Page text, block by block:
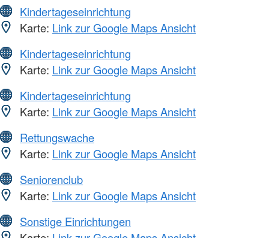
Kindertageseinrichtung
Karte: Link zur Google Maps Ansicht
Kindertageseinrichtung
Karte: Link zur Google Maps Ansicht
Kindertageseinrichtung
Karte: Link zur Google Maps Ansicht
Rettungswache
Karte: Link zur Google Maps Ansicht
Seniorenclub
Karte: Link zur Google Maps Ansicht
Sonstige Einrichtungen